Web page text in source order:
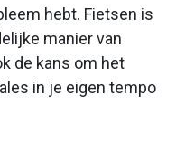
hebt. Fietsen is
manier van
de kans om het
in je eigen tempo